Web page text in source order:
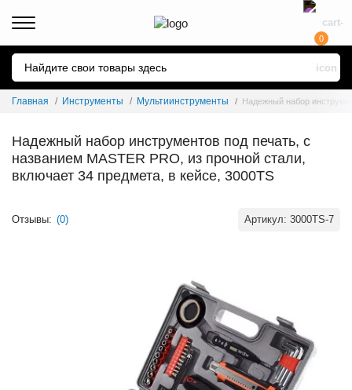
0
Главная Инструменты Мультиинструменты Надежный набор
Надежный набор инструментов под печать, с
названием MASTER PRO, из прочной стали,
включает 34 предмета, в кейсе, 3000TS
Отзывы: (0) Артикул: 3000TS-7